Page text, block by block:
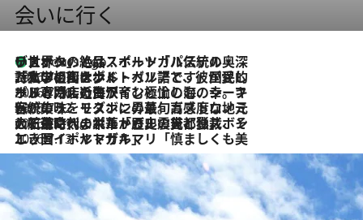
会いに行く
6 Hours Ago
リスボンの絶品スイーツ「パステル・デ・ナタ」とは？ポルトガル伝統の奥深い世界へ
2026.7.27
「私の祖国はポルトガル語です」国民的詩人フェルナンド・ペソアと、彼が愛した文学の街を歩く
2026.7.26
ポルトガル近海が育む極上の海の幸。キリリと冷えた白ワインと愉しむ、シーフード専門店の贅沢
2026.7.22
伝統の味をモダンに昇華。高感度な地元客が集う、リスボンの最旬ガストロノミー
2026.7.21
大航海時代の栄華から、震災、独裁、そして革命へ。ポルトガル・首都リスボンの石畳に刻まれた「歴史の光と影」
2026.7.13
エッセイ・ヤマザキマリ「慎ましくも美しき国 ポルトガル」